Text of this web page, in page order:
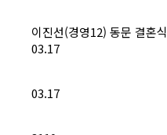
이진선(경영12) 동문 결혼식
03.17
03.17